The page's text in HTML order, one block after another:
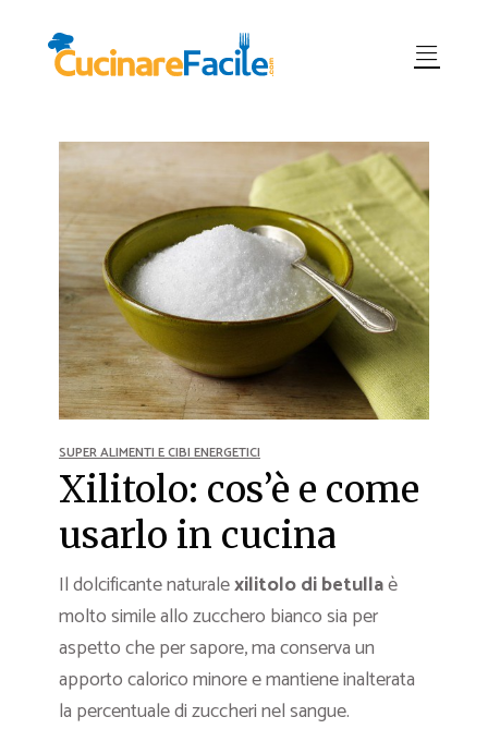
SUPER ALIMENTI E CIBI ENERGETICI
Xilitolo: cos’è e come
usarlo in cucina
Il dolcificante naturalexilitolo di betullaè
molto simile allo zucchero bianco sia per
aspetto che per sapore, ma conserva un
apporto calorico minore e mantiene inalterata
la percentuale di zuccheri nel sangue.